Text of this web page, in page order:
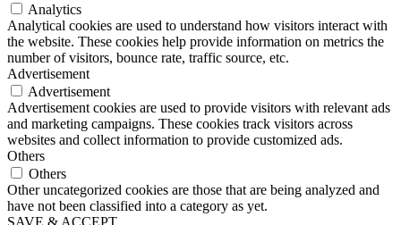
Analytics
Analytical cookies are used to understand how visitors interact with
the website. These cookies help provide information on metrics the
number of visitors, bounce rate, traffic source, etc.
Advertisement
Advertisement
Advertisement cookies are used to provide visitors with relevant ads
and marketing campaigns. These cookies track visitors across
websites and collect information to provide customized ads.
Others
Others
Other uncategorized cookies are those that are being analyzed and
have not been classified into a category as yet.
SAVE & ACCEPT